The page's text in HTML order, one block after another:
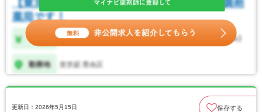
更新日：2026年5月15日 保存する